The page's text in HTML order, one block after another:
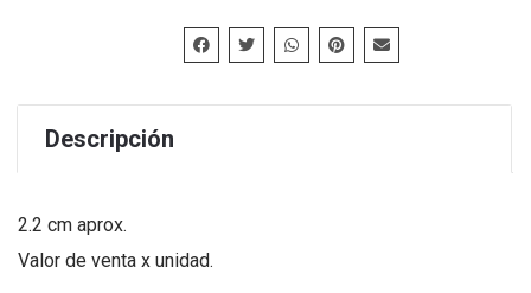
Descripción
2.2 cm aprox.
Valor de venta x unidad.